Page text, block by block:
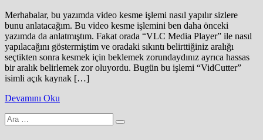
Merhabalar, bu yazımda video kesme işlemi nasıl yapılır sizlere
bunu anlatacağım. Bu video kesme işlemini ben daha önceki
yazımda da anlatmıştım. Fakat orada “VLC Media Player” ile nasıl
yapılacağını göstermiştim ve oradaki sıkıntı belirttiğiniz aralığı
seçtikten sonra kesmek için beklemek zorundaydınız ayrıca hassas
bir aralık belirlemek zor oluyordu. Bugün bu işlemi “VidCutter”
isimli açık kaynak […]
Devamını Oku
Arama
yap: